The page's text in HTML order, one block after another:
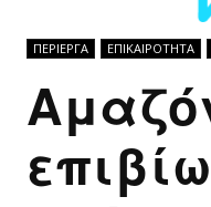
ΠΕΡΊΕΡΓΑ ΕΠΙΚΑΙΡΟΤΗΤΑ